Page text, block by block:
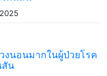
งนอนมากในผู้ป่วยโรค
สัน